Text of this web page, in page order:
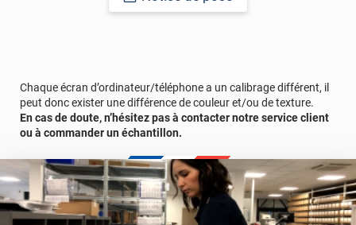
écaillage, délamination et jaunissement)
Lorsque vous allez mesurer vos carreaux à équiper avec de
l'adhésif, ne comptez pas les joints dans vos mesures ! L'angle
des carreaux que vous allez recevoir sera très légèrement "cassé"
afin de suivre les contours des joints.
Chaque écran d’ordinateur/téléphone a un calibrage différent, il
peut donc exister une différence de couleur et/ou de texture.
En cas de doute, n’hésitez pas à contacter notre service client
ou à commander un échantillon.